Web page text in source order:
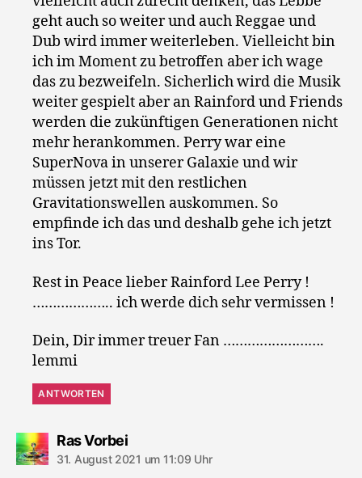
geht auch so weiter und auch Reggae und
Dub wird immer weiterleben. Vielleicht bin
ich im Moment zu betroffen aber ich wage
das zu bezweifeln. Sicherlich wird die Musik
weiter gespielt aber an Rainford und Friends
werden die zukünftigen Generationen nicht
mehr herankommen. Perry war eine
SuperNova in unserer Galaxie und wir
müssen jetzt mit den restlichen
Gravitationswellen auskommen. So
empfinde ich das und deshalb gehe ich jetzt
ins Tor.
Rest in Peace lieber Rainford Lee Perry !
……………….. ich werde dich sehr vermissen !
Dein, Dir immer treuer Fan …………………….
lemmi
ANTWORTEN
Ras Vorbeisagt:
31. August 2021 um 11:09 Uhr